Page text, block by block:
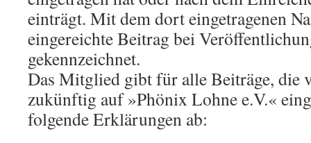
einträgt. Mit dem dort eingetragenen
eingereichte Beitrag bei
gekennzeichnet.
Das Mitglied gibt für alle Beiträge, die
zukünftig auf »Phönix Lohne e.V.«
folgende Erklärungen ab: